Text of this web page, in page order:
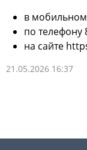
в
по телефону
на сайте
21.05.2026 16:37